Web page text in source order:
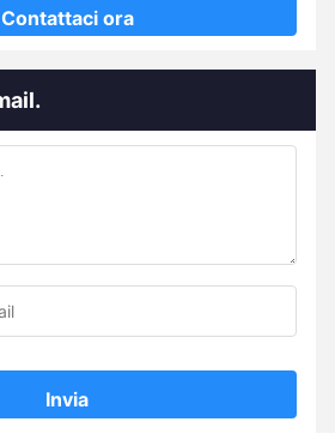
Contattaci ora
Invia